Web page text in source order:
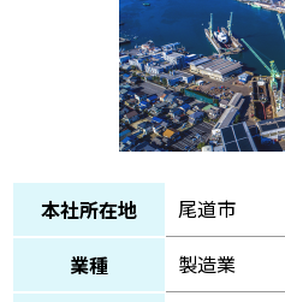
本社所在地
尾道市
業種
製造業